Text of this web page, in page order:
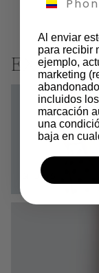
EXPLORA
SHORTS
SHORTS
Al enviar
para recibir
ejemplo,
marketing
incluidos
marcación
una
baja en